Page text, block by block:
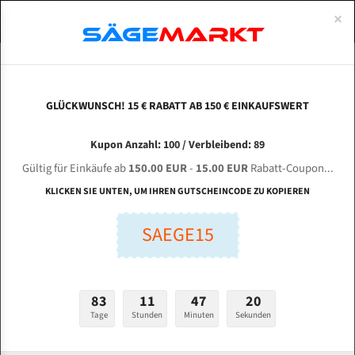
Bandsägeblätter für Tip
ABOUTS
ENGLISH
Bi-Metall Meterware
Fleischerei Bandsägeblätter
Bandmesser Glatt Meterware
Konvex Meterware
×
GLÜCKWUNSCH! 15 € RABATT AB 150 € EINKAUFSWERT
Kupon Anzahl: 100 / Verbleibend: 89
Gültig für Einkäufe ab150.00 EUR- 15.00 EURRabatt-Coupon...
KLICKEN SIE UNTEN, UM IHREN GUTSCHEINCODE ZU KOPIEREN
SAEGE15
83
Tage
11
Stunden
47
Minuten
19
Sekunden